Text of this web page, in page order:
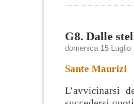
G8. Dalle
domenica 15 Luglio
Sante Maurizi
L’avvicinarsi